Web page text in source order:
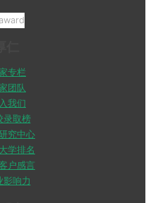
专栏
团队
我们
录取榜
究中心
学排名
户感言
影响力